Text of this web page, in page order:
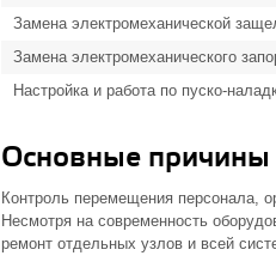
Замена электромеханической
Замена электромеханического
Настройка и работа по пуско-
Основные
Контроль перемещения персонала,
Несмотря на современность
ремонт отдельных узлов и всей